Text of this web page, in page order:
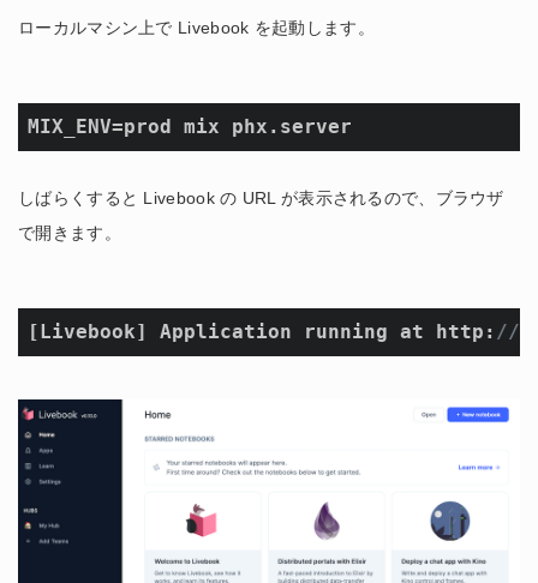
ローカルマシン上で Livebook を起動します。
MIX_ENV=prod mix phx.server
しばらくすると Livebook の URL が表示されるので、ブラウザ
で開きます。
[Livebook] Application running at http: //